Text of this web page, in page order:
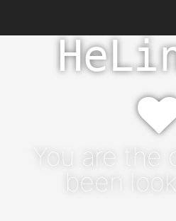
You are the
been